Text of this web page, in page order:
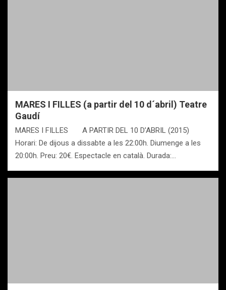
MARES I FILLES (a partir del 10 d´abril) Teatre
Gaudí
MARES I FILLES A PARTIR DEL 10 D’ABRIL (2015)
Horari: De dijous a dissabte a les 22:00h. Diumenge a les
20:00h. Preu: 20€. Espectacle en català. Durada:…